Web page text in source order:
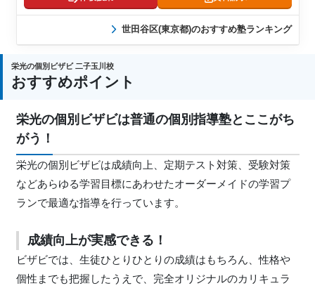
世田谷区(東京都)のおすすめ塾ランキング
栄光の個別ビザビ 二子玉川校
おすすめポイント
栄光の個別ビザビは普通の個別指導塾とここがち
がう！
栄光の個別ビザビは成績向上、定期テスト対策、受験対策
などあらゆる学習目標にあわせたオーダーメイドの学習プ
ランで最適な指導を行っています。
成績向上が実感できる！
ビザビでは、生徒ひとりひとりの成績はもちろん、性格や
個性までも把握したうえで、完全オリジナルのカリキュラ